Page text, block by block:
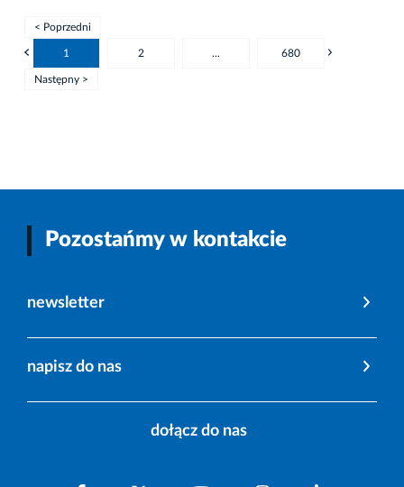
< Poprzedni
1 2 ... 680
Następny >
Pozostańmy w kontakcie
newsletter
napisz do nas
dołącz do nas